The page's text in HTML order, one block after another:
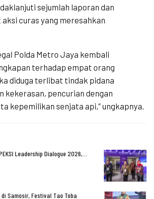
sejumlah laporan dan
curas yang meresahkan
Polda Metro Jaya kembali
terhadap empat orang
diduga terlibat tindak pidana
kekerasan, pencurian dengan
kepemilikan senjata api,” ungkapnya.
Leadership Dialogue 2026,…
Samosir, Festival Tao Toba